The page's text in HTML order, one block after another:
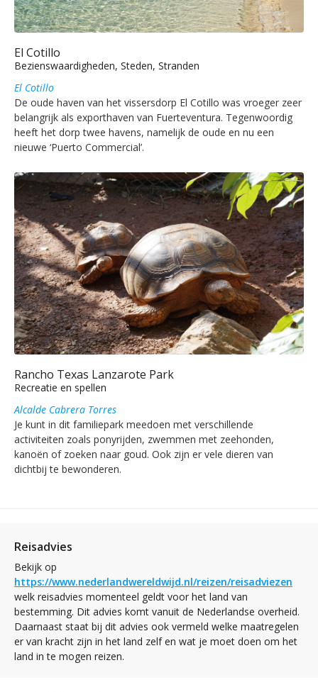
El Cotillo
Bezienswaardigheden, Steden, Stranden
El Cotillo
De oude haven van het vissersdorp El Cotillo was vroeger zeer
belangrijk als exporthaven van Fuerteventura. Tegenwoordig
heeft het dorp twee havens, namelijk de oude en nu een
nieuwe ‘Puerto Commercial’.
Rancho Texas Lanzarote Park
Recreatie en spellen
Alcalde Cabrera Torres
Je kunt in dit familiepark meedoen met verschillende
activiteiten zoals ponyrijden, zwemmen met zeehonden,
kanoën of zoeken naar goud. Ook zijn er vele dieren van
dichtbij te bewonderen.
Reisadvies
Bekijk op
https://www.nederlandwereldwijd.nl/reizen/reisadviezen
welk reisadvies momenteel geldt voor het land van
bestemming. Dit advies komt vanuit de Nederlandse overheid.
Daarnaast staat bij dit advies ook vermeld welke maatregelen
er van kracht zijn in het land zelf en wat je moet doen om het
land in te mogen reizen.